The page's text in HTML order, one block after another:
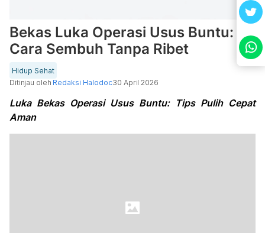
Bekas Luka Operasi Usus Buntu:
Cara Sembuh Tanpa Ribet
Hidup Sehat
Ditinjau oleh Redaksi Halodoc30 April 2026
Luka Bekas Operasi Usus Buntu: Tips Pulih Cepat
Aman